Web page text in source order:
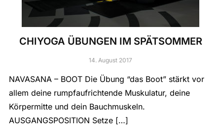
CHIYOGA ÜBUNGEN IM SPÄTSOMMER
14. August 2017
NAVASANA – BOOT Die Übung “das Boot” stärkt vor
allem deine rumpfaufrichtende Muskulatur, deine
Körpermitte und dein Bauchmuskeln.
AUSGANGSPOSITION Setze […]